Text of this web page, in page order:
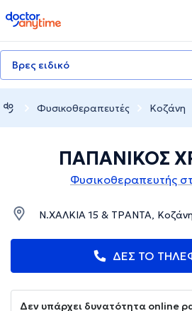
doctoranytime
Βρες ειδικό
Φυσικοθεραπευτές Κοζάνη
ΠΑΠΑΝΙΚΟΣ
Φυσικοθεραπευτής
Ν.ΧΑΛΚΙΑ 15 & ΤΡΑΝΤΑ,
ΔΕΣ ΤΟ
Δεν υπάρχει δυνατότητα online